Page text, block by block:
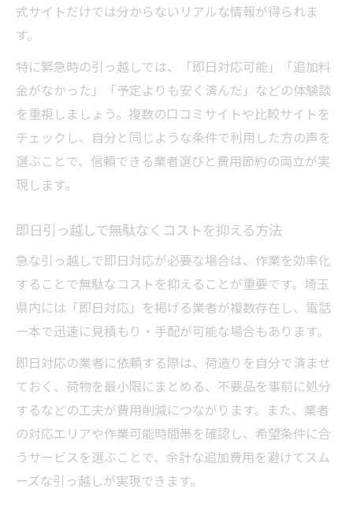
式サイトだけでは分からないリアルな情報が得られま
す。
特に緊急時の引っ越しでは、「即日対応可能」「追加料
金がなかった」「予定よりも安く済んだ」などの体験談
を重視しましょう。複数の口コミサイトや比較サイトを
チェックし、自分と同じような条件で利用した方の声を
選ぶことで、信頼できる業者選びと費用節約の両立が実
現します。
即日引っ越しで無駄なくコストを抑える方法
急な引っ越しで即日対応が必要な場合は、作業を効率化
することで無駄なコストを抑えることが重要です。埼玉
県内には「即日対応」を掲げる業者が複数存在し、電話
一本で迅速に見積もり・手配が可能な場合もあります。
即日対応の業者に依頼する際は、荷造りを自分で済ませ
ておく、荷物を最小限にまとめる、不要品を事前に処分
するなどの工夫が費用削減につながります。また、業者
の対応エリアや作業可能時間帯を確認し、希望条件に合
うサービスを選ぶことで、余計な追加費用を避けてスム
ーズな引っ越しが実現できます。